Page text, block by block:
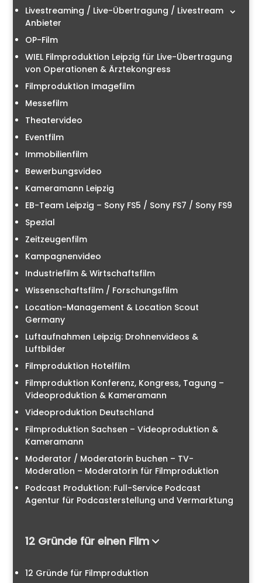
Livestreaming / Live-Übertragung / Livestream
Anbieter
OP-Film
WIEL Filmproduktion Leipzig für Live-Übertragung
von Operationen & Ärztekongress
Filmproduktion Imagefilm
Messefilm
Theatervideo
Eventfilm
Immobilienfilm
Bewerbungsvideo
Kameramann Leipzig
EB-Team Leipzig – Sony FS5 / Sony FS7 / Sony FS9
Spezial
Zeitzeugenfilm
Kampagnenvideo
Industriefilm & Wirtschaftsfilm
Wissenschaftsfilm / Forschungsfilm
Location-Management & Location Scout
Germany
Luftaufnahmen Leipzig: Drohnenvideos &
Luftbilder
Filmproduktion Hotelfilm
Filmproduktion Konferenz, Kongress, Tagung –
Videoproduktion & Kameramann
Videoproduktion Deutschland
Filmproduktion Sachsen – Videoproduktion &
Kameramann
Moderator / Moderatorin buchen – TV-
Moderation – Moderatorin für Filmproduktion
Podcast Produktion: Full-Service Podcast
Agentur für Podcasterstellung und Vermarktung
12 Gründe für einen Film
12 Gründe für Filmproduktion